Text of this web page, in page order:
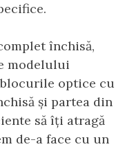
închisă,
modelului
optice cu
și partea din
să îți atragă
de-a face cu un